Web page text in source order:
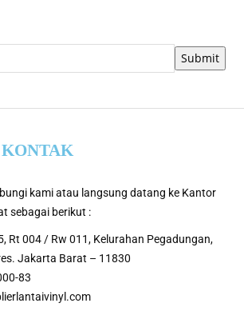
kami atau langsung datang ke Kantor
sebagai berikut :
Rt 004 / Rw 011, Kelurahan Pegadungan,
Jakarta Barat – 11830
83